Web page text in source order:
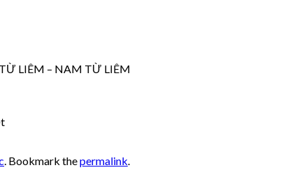
LIÊM – NAM TỪ LIÊM
. Bookmark thepermalink